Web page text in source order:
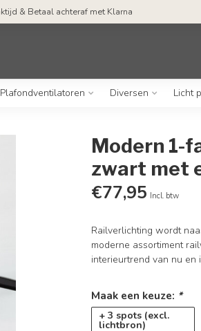
& Betaal achteraf met Klarna
Plafondventilatoren Diversen Licht
Modern 1-
zwart met
€77,95 Incl. btw
Railverlichting wordt
moderne assortiment
interieurtrend van nu
Maak een keuze: *
+ 3 spots (excl.
lichtbron)